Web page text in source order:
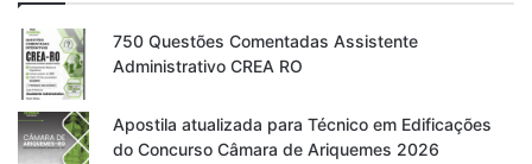
750 Questões Comentadas Assistente
Administrativo CREA RO
Apostila atualizada para Técnico em Edificações
do Concurso Câmara de Ariquemes 2026